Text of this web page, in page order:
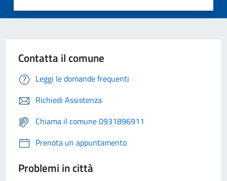
Contatta il comune
Leggi le domande frequenti
Richiedi Assistenza
Chiama il comune 0931896911
Prenota un appuntamento
Problemi in città